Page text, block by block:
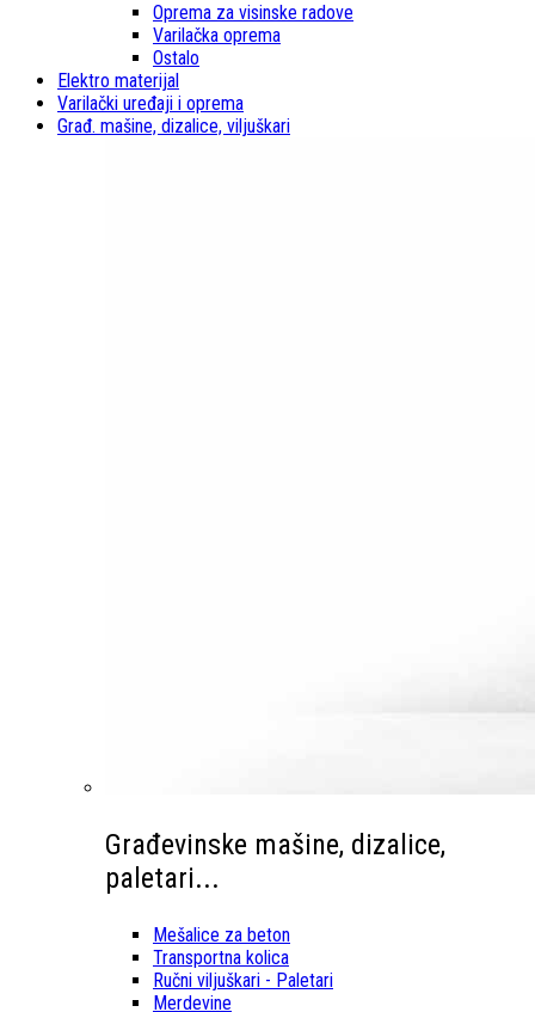
Oprema za visinske radove
Varilačka oprema
Ostalo
Elektro materijal
Varilački uređaji i oprema
Građ. mašine, dizalice, viljuškari
Građevinske mašine, dizalice,
paletari...
Mešalice za beton
Transportna kolica
Ručni viljuškari - Paletari
Merdevine